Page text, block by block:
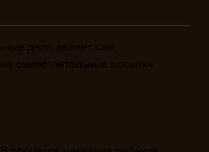
дела делает сам.
самостоятельные попытки